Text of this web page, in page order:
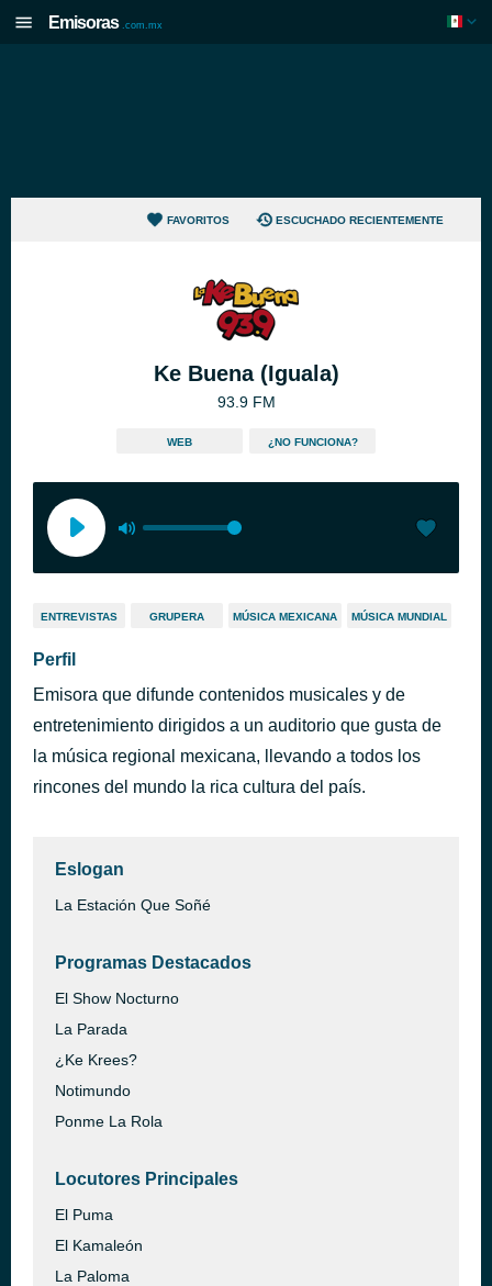
Emisoras .com.mx
FAVORITOS ESCUCHADO RECIENTEMENTE
Ke Buena (Iguala)
93.9 FM
WEB ¿NO FUNCIONA?
ENTREVISTAS GRUPERA MÚSICA MEXICANA MÚSICA MUNDIAL
Perfil
Emisora que difunde contenidos musicales y de
entretenimiento dirigidos a un auditorio que gusta de
la música regional mexicana, llevando a todos los
rincones del mundo la rica cultura del país.
Eslogan
La Estación Que Soñé
Programas Destacados
El Show Nocturno
La Parada
¿Ke Krees?
Notimundo
Ponme La Rola
Locutores Principales
El Puma
El Kamaleón
La Paloma